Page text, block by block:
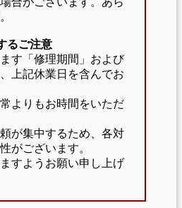
るご注意
す「修理期間」および
上記休業日を含んでお
よりもお時間をいただ
が集中するため、各対
がございます。
すようお願い申し上げ